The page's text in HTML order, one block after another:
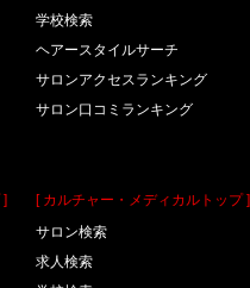
学校検索
ヘアースタイルサーチ
サロンアクセスランキング
サロン口コミランキング
[ カルチャー・メディカルトップ ]
サロン検索
求人検索